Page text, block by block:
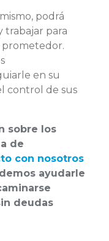
podrá
trabajar para
prometedor.
en su
control de sus
sobre los
de
con nosotros
ayudarle
deudas